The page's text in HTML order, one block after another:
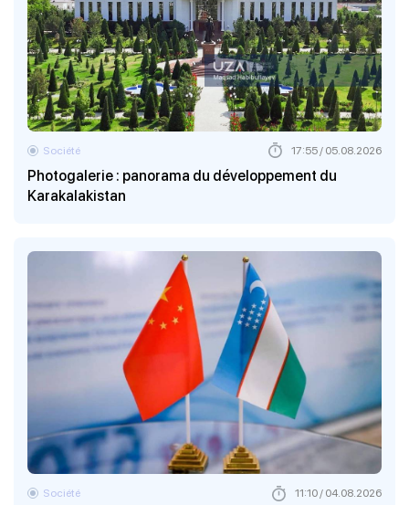
Photogalerie : panorama du développement du
Karakalakistan
Société 17:55 / 05.08.2026
Société 11:10 / 04.08.2026